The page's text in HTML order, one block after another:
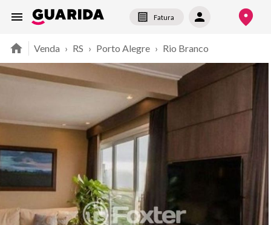
Fatura
Venda › RS › Porto Alegre › Rio Branco